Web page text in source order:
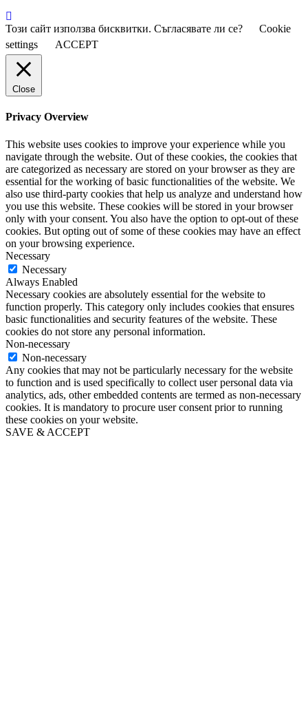
Този сайт използва бисквитки. Съгласявате ли се?
Cookie
settings
ACCEPT
Close
Privacy Overview
This website uses cookies to improve your experience while you
navigate through the website. Out of these cookies, the cookies that
are categorized as necessary are stored on your browser as they are
essential for the working of basic functionalities of the website. We
also use third-party cookies that help us analyze and understand how
you use this website. These cookies will be stored in your browser
only with your consent. You also have the option to opt-out of these
cookies. But opting out of some of these cookies may have an effect
on your browsing experience.
Necessary
Necessary
Always Enabled
Necessary cookies are absolutely essential for the website to
function properly. This category only includes cookies that ensures
basic functionalities and security features of the website. These
cookies do not store any personal information.
Non-necessary
Non-necessary
Any cookies that may not be particularly necessary for the website
to function and is used specifically to collect user personal data via
analytics, ads, other embedded contents are termed as non-necessary
cookies. It is mandatory to procure user consent prior to running
these cookies on your website.
SAVE & ACCEPT